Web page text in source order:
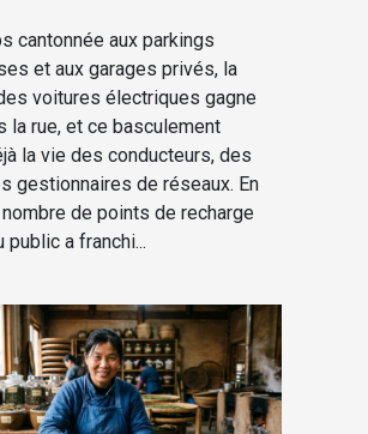
cantonnée aux parkings
et aux garages privés, la
voitures électriques gagne
la rue, et ce basculement
la vie des conducteurs, des
gestionnaires de réseaux. En
nombre de points de recharge
public a franchi...